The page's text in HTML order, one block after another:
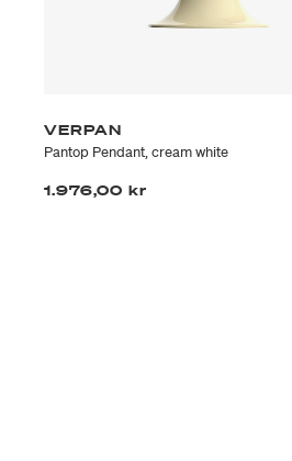
VERPAN
Pantop Pendant, cream white
1.976,00 kr